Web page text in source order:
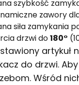
szybkość
zawory
siła zamykania
drzwi do180°
artykuł
do drzwi.
Wśród